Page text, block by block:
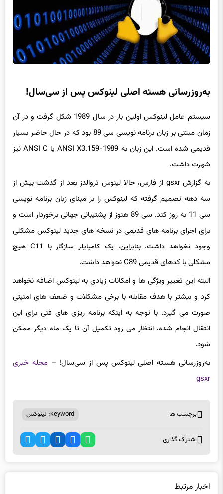
به‌روزرسانی هسته اصلی لینوکس پس از سی‌سال!
سیستم عامل لینوکس اولین بار در سال 1989 شکل گرفت و در آن
قدیمی شده است. این زبان به ANSI X3.159-1989 یا ANSI C نیز
شهرت داشت.
به گزارش gsxr از فارس، حالا لینوس تروالدز بعد از گذشت بیش از
سه دهه تصمیم گرفته که لینوکس را بر مبنای زبان برنامه نویسی
سی 11 به روز کند. سی 89 هنوز از پشتیبانی جهانی برخوردار است و
برای اجرای برنامه های قدیمی در نسخه های جدید لینوکس مشکلی
وجود نخواهد داشت. بنابراین، یک کامپایلر سازگار با C11 هیچ
مشکلی با کدهای قدیمی C89 نخواهد داشت.
البته این تغییر ویژگی ها و امکانات زیادی به لینوکس اضافه نخواهد
کرد و بیشتر با هدف مقابله با برخی مشکلات و ضعف های امنیتی
صورت می گیرد. با توجه به اینکه برنامه ریزی های فنی برای این
انتقال انجام شده، انتظار می رود تکمیل آن تا یک ماه دیگر ممکن
شود.
به‌روزرسانی هسته اصلی لینوکس پس از سی‌سال! – مجله خبری
gsxr
اشتراک گذاری